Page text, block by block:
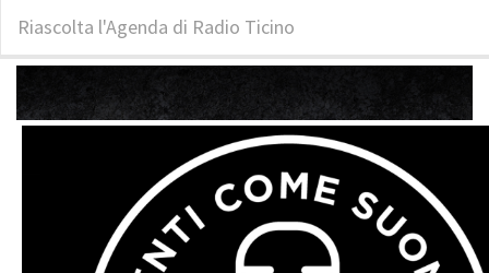
Riascolta l'Agenda di Radio Ticino